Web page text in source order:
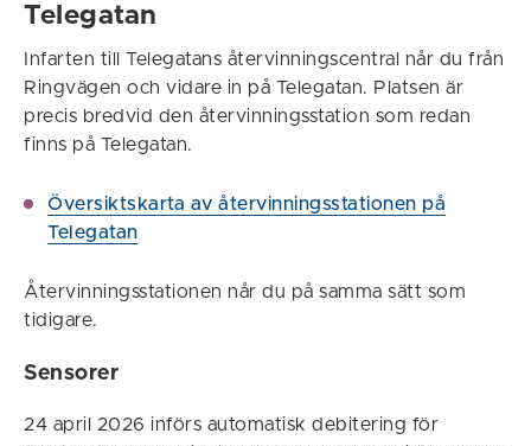
Telegatan
Infarten till Telegatans återvinningscentral når du från
Ringvägen och vidare in på Telegatan. Platsen är
precis bredvid den återvinningsstation som redan
finns på Telegatan.
Översiktskarta av återvinningsstationen på
Telegatan
Återvinningsstationen når du på samma sätt som
tidigare.
Sensorer
24 april 2026 införs automatisk debitering för